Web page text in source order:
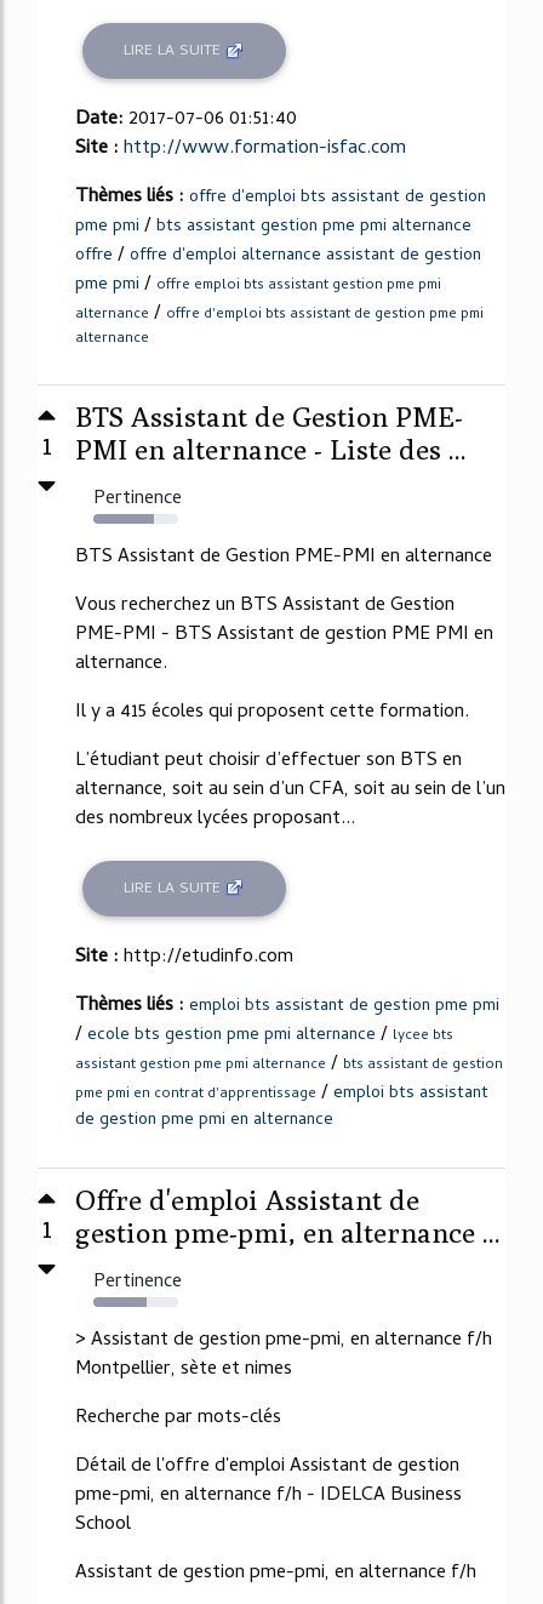
LIRE LA SUITE
Date: 2017-07-06 01:51:40
Site :http://www.formation-isfac.com
Thèmes liés : offre d'emploi bts assistant de gestion
pme pmi /bts assistant gestion pme pmi alternance
offre /offre d'emploi alternance assistant de gestion
pme pmi / offre emploi bts assistant gestion pme pmi
alternance / offre d'emploi bts assistant de gestion pme pmi
alternance
1
BTS Assistant de Gestion PME-
PMI en alternance - Liste des ...
Pertinence
72%
BTS Assistant de Gestion PME-PMI en alternance
Vous recherchez un BTS Assistant de Gestion
PME-PMI - BTS Assistant de gestion PME PMI en
alternance.
Il y a 415 écoles qui proposent cette formation.
L’étudiant peut choisir d’effectuer son BTS en
alternance, soit au sein d’un CFA, soit au sein de l’un
des nombreux lycées proposant...
LIRE LA SUITE
Site :http://etudinfo.com
Thèmes liés : emploi bts assistant de gestion pme pmi
/ecole bts gestion pme pmi alternance / lycee bts
assistant gestion pme pmi alternance / bts assistant de gestion
pme pmi en contrat d'apprentissage /emploi bts assistant
de gestion pme pmi en alternance
1
Offre d'emploi Assistant de
gestion pme-pmi, en alternance ...
Pertinence
63%
> Assistant de gestion pme-pmi, en alternance f/h
Montpellier, sète et nimes
Recherche par mots-clés
Détail de l'offre d'emploi Assistant de gestion
pme-pmi, en alternance f/h - IDELCA Business
School
Assistant de gestion pme-pmi, en alternance f/h